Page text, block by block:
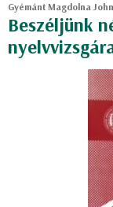
Gyémánt Magdolna
Beszéljünk